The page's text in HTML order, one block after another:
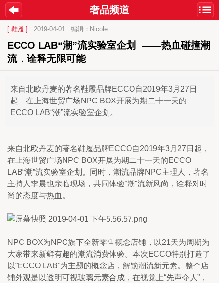
奢品频道
[ 鞋履 ] 2019-04-01 编辑：Nicole
ECCO LAB“潮”流实验室企划  ——热血碰撞潮
流，诠释无限可能
来自北欧丹麦的著名鞋履品牌ECCO自2019年3月27日
起，在上海世贸广场NPC BOX开展为期二十一天的
ECCO LAB“潮”流实验室企划。
来自北欧丹麦的著名鞋履品牌ECCO自2019年3月27日起，
在上海世贸广场NPC BOX开展为期二十一天的ECCO
LAB“潮”流实验室企划。同时，潮流品牌NPC主理人，著名
主持人李晨也亲临现场，共同体验“潮”流新风尚，诠释对时
尚的态度与热血。
NPC BOX为NPC旗下全新零售概念店铺，以21天为周期为
大家带来新鲜有趣的潮流消费体验。本次ECCO特别打造了
以“ECCO LAB”为主题的概念店，解锁潮流新元素。整个店
铺外观是以透明可视玻璃元素合成，在视觉上“先声夺人”，